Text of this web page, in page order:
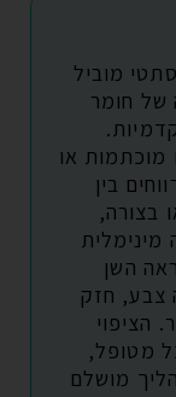
מוביל
של חומר
מוכתמות או
בין
בצורה,
מינימלית
השן
צבע, חזק
יותר. הציפוי
מטופל,
מושלם